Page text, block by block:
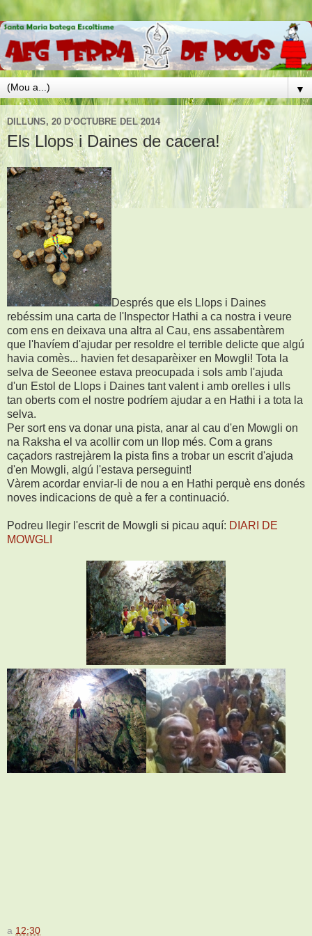
▼
DILLUNS, 20 D’OCTUBRE DEL 2014
Els Llops i Daines de cacera!
Després que els Llops i Daines
rebéssim una carta de l'Inspector Hathi a ca nostra i veure
com ens en deixava una altra al Cau, ens assabentàrem
que l'havíem d'ajudar per resoldre el terrible delicte que algú
havia comès... havien fet desaparèixer en Mowgli! Tota la
selva de Seeonee estava preocupada i sols amb l'ajuda
d'un Estol de Llops i Daines tant valent i amb orelles i ulls
tan oberts com el nostre podríem ajudar a en Hathi i a tota la
selva.
Per sort ens va donar una pista, anar al cau d'en Mowgli on
na Raksha el va acollir com un llop més. Com a grans
caçadors rastrejàrem la pista fins a trobar un escrit d'ajuda
d'en Mowgli, algú l'estava perseguint!
Vàrem acordar enviar-li de nou a en Hathi perquè ens donés
noves indicacions de què a fer a continuació.
Podreu llegir l'escrit de Mowgli si picau aquí: DIARI DE
MOWGLI
a 12:30